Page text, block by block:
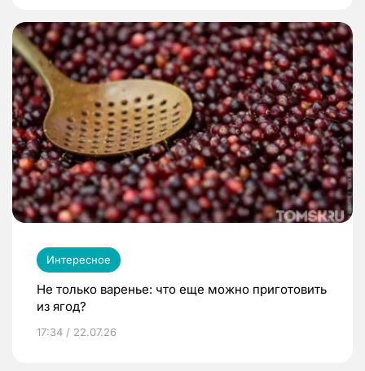
Интересное
Не только варенье: что еще можно приготовить
из ягод?
17:34 / 22.07.26